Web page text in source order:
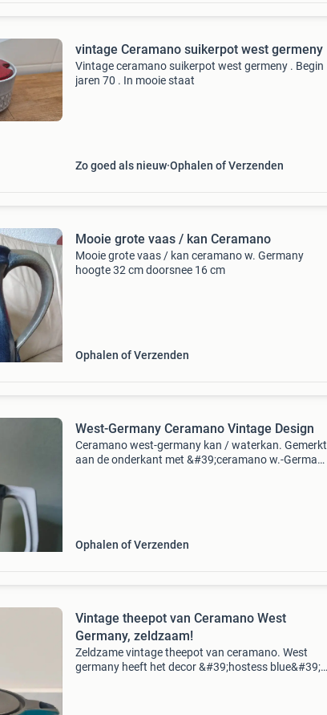
vintage Ceramano suikerpot west germeny
Vintage ceramano suikerpot west germeny . Begin
jaren 70 . In mooie staat
Zo goed als nieuw Ophalen of Verzenden
Mooie grote vaas / kan Ceramano
Mooie grote vaas / kan ceramano w. Germany
hoogte 32 cm doorsnee 16 cm
Ophalen of Verzenden
West-Germany Ceramano Vintage Design
Ceramano west-germany kan / waterkan. Gemerkt
aan de onderkant met &#39;ceramano w.-Germany
Ophalen of Verzenden
Vintage theepot van Ceramano West
Germany, zeldzaam!
Zeldzame vintage theepot van ceramano. West
germany heeft het decor &#39;hostess blue&#39;